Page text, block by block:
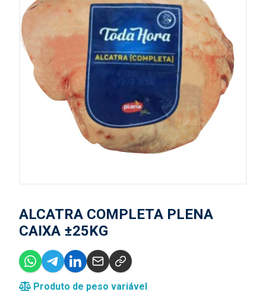
ALCATRA COMPLETA PLENA
CAIXA ±25KG
Produto de peso variável